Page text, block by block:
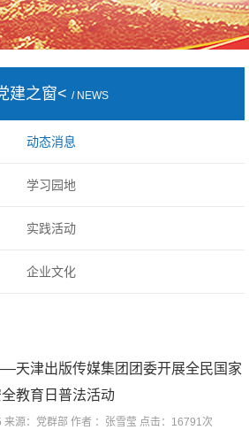
建之窗< / NEWS
动态消息
学习园地
实践活动
企业文化
天津出版传媒集团团委开展全民国家
全教育日普法活动
源：党群部 作者 ：张雪莹 点击：16791次